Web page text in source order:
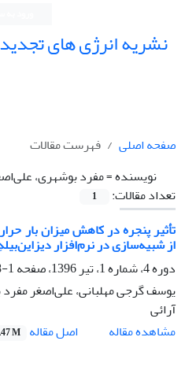
نشریه انرژی های
صفحه اصلی
فهرست مقالات
نویسنده =مفرد بوشهری،
تعداد مقالات:
1
تأثیر پنجره‌ در کاهش میزان بار
از شبیه‌سازی در نرم‌افزار
دوره 4، شماره 1، تیر 1396، صفحه
1-8
یوسف گرجی مهلبانی، علی‌اصغر
آرائی
مشاهده مقاله
اصل مقاله M